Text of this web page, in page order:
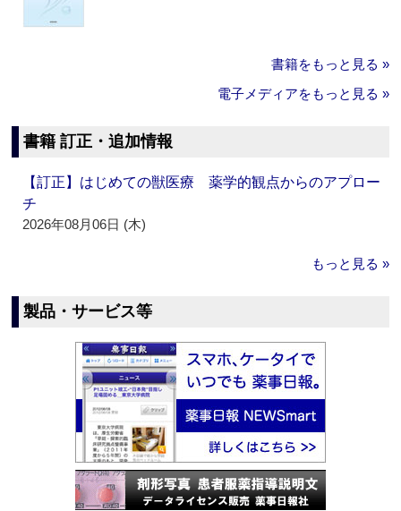
書籍をもっと見る »
電子メディアをもっと見る »
書籍 訂正・追加情報
【訂正】はじめての獣医療 薬学的観点からのアプロー
チ
2026年08月06日 (木)
もっと見る »
製品・サービス等